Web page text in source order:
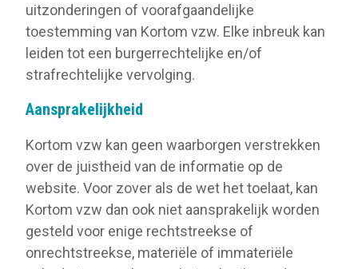
uitzonderingen of voorafgaandelijke
toestemming van Kortom vzw. Elke inbreuk kan
leiden tot een burgerrechtelijke en/of
strafrechtelijke vervolging.
Aansprakelijkheid
Kortom vzw kan geen waarborgen verstrekken
over de juistheid van de informatie op de
website. Voor zover als de wet het toelaat, kan
Kortom vzw dan ook niet aansprakelijk worden
gesteld voor enige rechtstreekse of
onrechtstreekse, materiële of immateriële